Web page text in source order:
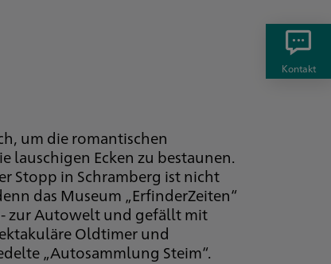
Kontakt
um die romantischen
lauschigen Ecken zu bestaunen.
Stopp in Schramberg ist nicht
das Museum „ErfinderZeiten“
zur Autowelt und gefällt mit
Oldtimer und
„Autosammlung Steim“.